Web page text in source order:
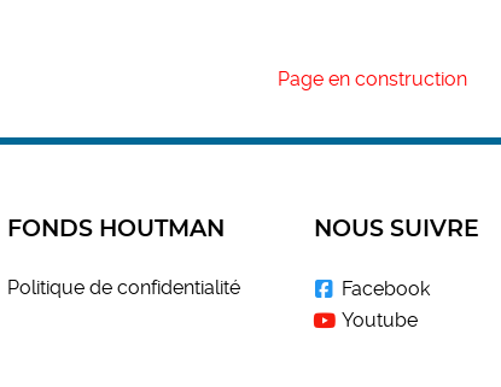
Page en construction
FONDS HOUTMAN
Politique de confidentialité
NOUS SUIVRE
Facebook
Youtube